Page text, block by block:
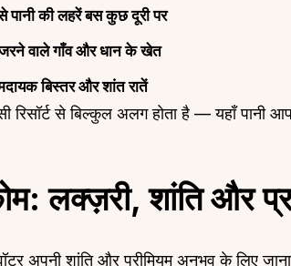
पानी की लहरें बस कुछ दूरी पर
वाले गाँव और धान के खेत
बिस्तर और शांत रातें
रिसॉर्ट से बिल्कुल अलग होता है — यहाँ पानी
लक्ज़री, शांति और
अपनी शांति और प्रीमियम अनुभव के लिए